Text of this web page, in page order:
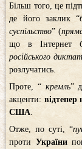
Більш того, це
де його заклик “
суспільство” (
що в Інтернет
російського
розлучатись.
Проте, “ кремль”
акценти: відтепер
США
Отже, по суті, “
проти України